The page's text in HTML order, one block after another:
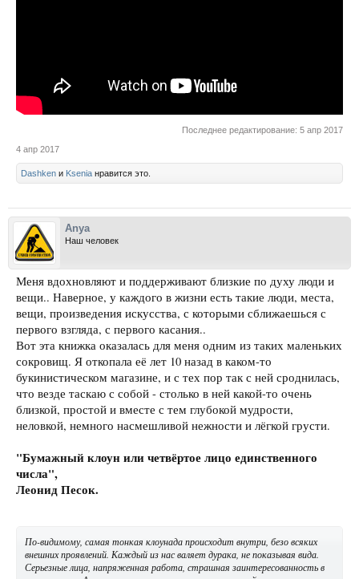
Последнее редактирование: 5 апр 2017
4 апр 2017
Dashken и Ksenia нравится это.
Anya
Наш человек
Меня вдохновляют и поддерживают близкие по духу люди и
вещи.. Наверное, у каждого в жизни есть такие люди, места,
вещи, произведения искусства, с которыми сближаешься с
первого взгляда, с первого касания..
Вот эта книжка оказалась для меня одним из таких маленьких
сокровищ. Я откопала её лет 10 назад в каком-то
букинистическом магазине, и с тех пор так с ней сроднилась,
что везде таскаю с собой - столько в ней какой-то очень
близкой, простой и вместе с тем глубокой мудрости,
неловкой, немного насмешливой нежности и лёгкой грусти.
"Бумажный клоун или четвёртое лицо единственного
числа",
Леонид Песок.
По-видимому, самая тонкая клоунада происходит внутри, безо всяких
внешних проявлений. Каждый из нас валяет дурака, не показывая вида.
Серьезные лица, напряженная работа, страшная заинтересованность в